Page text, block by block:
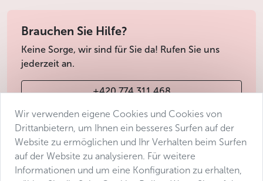
Brauchen Sie Hilfe?
Keine Sorge, wir sind für Sie da! Rufen Sie uns
jederzeit an.
+420 774 311 468
info@avantgarde-prague.cz
Geschäftsbedingungen
Wir verwenden eigene Cookies und Cookies von
Drittanbietern, um Ihnen ein besseres Surfen auf der
Website zu ermöglichen und Ihr Verhalten beim Surfen
auf der Website zu analysieren. Für weitere
Informationen und um eine Konfiguration zu erhalten,